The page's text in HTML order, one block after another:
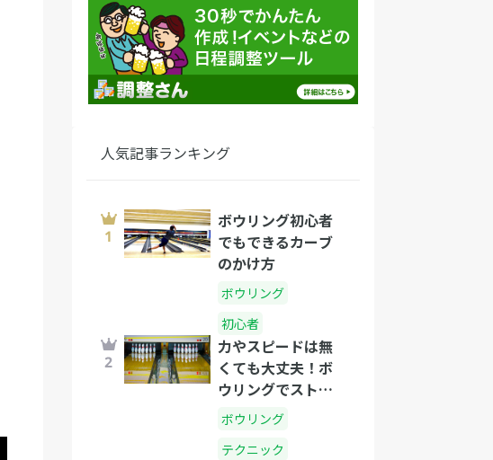
人気記事ランキング
ボウリング初心者
でもできるカーブ
のかけ方
ボウリング
初心者
力やスピードは無
くても大丈夫！ボ
ウリングでストラ
イクを出すコツ
ボウリング
テクニック